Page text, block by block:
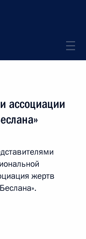
ассоциации
жертв